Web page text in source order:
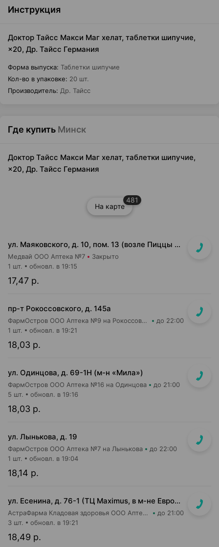
Инструкция
Доктор Тайсс Макси Маг хелат, таблетки шипучие,
×20, Др. Тайсс Германия
Форма выпуска: Таблетки шипучие
Кол-во в упаковке: 20 шт.
Производитель: Др. Тайсс
Где купить Минск
Доктор Тайсс Макси Маг хелат, таблетки шипучие,
×20, Др. Тайсс Германия
На карте
481
ул. Маяковского, д. 10, пом. 13 (возле Пиццы Мании)
Медвай ООО Аптека №7 Закрыто
17,47 р.
1 шт. обновл. в 19:15
пр-т Рокоссовского, д. 145а
ФармОстров ООО Аптека №9 на Рокоссовского до 22:00
18,03 р.
1 шт. обновл. в 19:21
ул. Одинцова, д. 69-1Н (м-н «Мила»)
ФармОстров ООО Аптека №16 на Одинцова до 21:00
18,03 р.
5 шт. обновл. в 19:16
ул. Лынькова, д. 19
ФармОстров ООО Аптека №7 на Лынькова до 22:00
18,14 р.
1 шт. обновл. в 19:04
ул. Есенина, д. 76-1 (ТЦ Maximus, в м-не Евроопт Super)
АстраФарма Кладовая здоровья ООО Аптека №9 до 21:00
18,49 р.
3 шт. обновл. в 19:21